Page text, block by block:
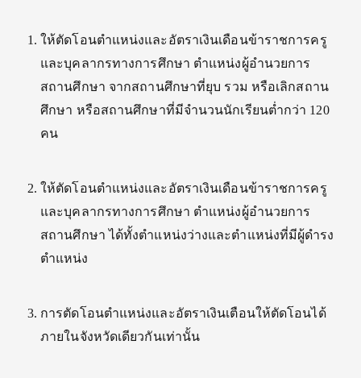
ให้ตัดโอนตำแหน่งและอัตราเงินเดือนข้าราชการครู
และบุคลากรทางการศึกษา ตำแหน่งผู้อำนวยการ
สถานศึกษา จากสถานศึกษาที่ยุบ รวม หรือเลิกสถาน
ศึกษา หรือสถานศึกษาที่มีจำนวนนักเรียนต่ำกว่า 120
คน
ให้ตัดโอนตำแหน่งและอัตราเงินเดือนข้าราชการครู
และบุคลากรทางการศึกษา ตำแหน่งผู้อำนวยการ
สถานศึกษา ได้ทั้งตำแหน่งว่างและตำแหน่งที่มีผู้ดำรง
ตำแหน่ง
การตัดโอนตำแหน่งและอัตราเงินเตือนให้ตัดโอนได้
ภายในจังหวัดเดียวกันเท่านั้น